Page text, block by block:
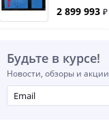
2 899 993 ₽
Будьте в курсе!
Новости, обзоры и акции